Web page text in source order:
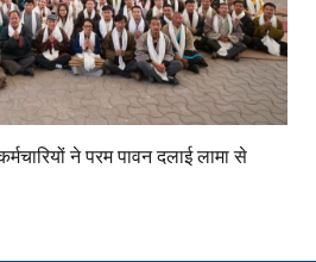
ने परम पावन दलाई लामा से